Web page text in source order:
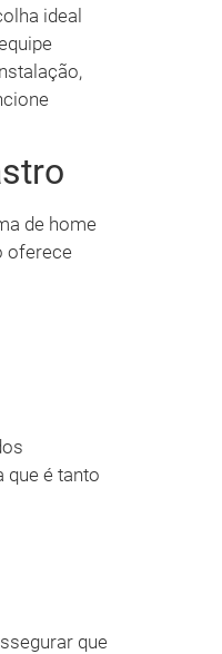
ideal
de home
oferece
que é tanto
que